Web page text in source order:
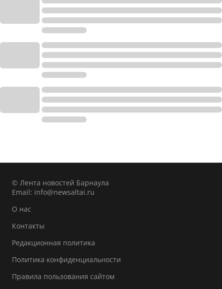
© Лента новостей Барнаула
Email: info@newsaltai.ru
О нас
Контакты
Редакционная политика
Политика конфиденциальности
Правила пользования сайтом